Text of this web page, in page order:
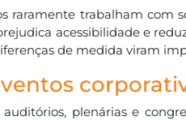
raramente trabalham com
acessibilidade e
de medida viram
plenárias e